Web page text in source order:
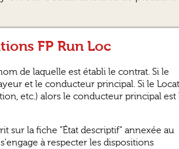
FP Run Loc
de laquelle est établi le contrat. Si le
et le conducteur principal. Si le
etc.) alors le conducteur principal est
sur la fiche "État descriptif" annexée au
à respecter les dispositions